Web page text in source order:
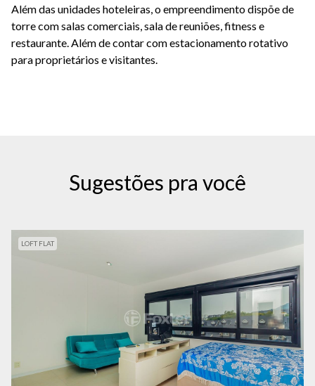
Além das unidades hoteleiras, o empreendimento dispõe de
torre com salas comerciais, sala de reuniões, fitness e
restaurante. Além de contar com estacionamento rotativo
para proprietários e visitantes.
Sugestões pra você
LOFT FLAT